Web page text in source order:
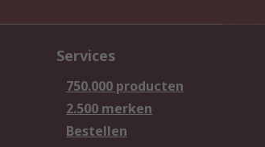
Services
750.000 producten
2.500 merken
Bestellen